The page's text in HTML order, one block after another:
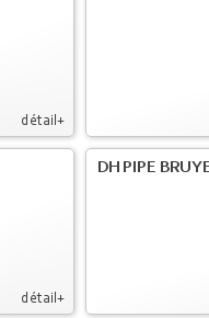
détail+
détail+
DH PIPE